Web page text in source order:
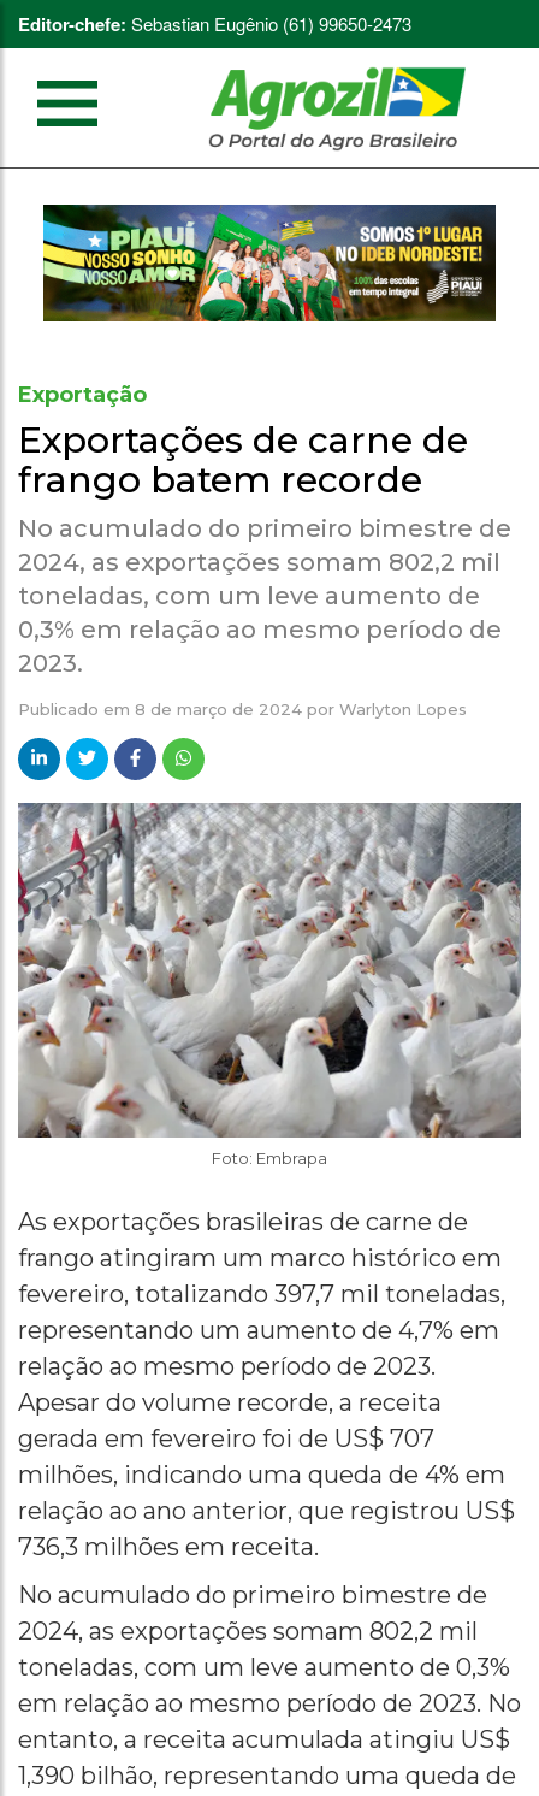
Editor-chefe: Sebastian Eugênio (61) 99650-2473
Exportação
Exportações de carne de
frango batem recorde
No acumulado do primeiro bimestre de
2024, as exportações somam 802,2 mil
toneladas, com um leve aumento de
0,3% em relação ao mesmo período de
2023.
Publicado em 8 de março de 2024 por Warlyton Lopes
Foto: Embrapa
As exportações brasileiras de carne de
frango atingiram um marco histórico em
fevereiro, totalizando 397,7 mil toneladas,
representando um aumento de 4,7% em
relação ao mesmo período de 2023.
Apesar do volume recorde, a receita
gerada em fevereiro foi de US$ 707
milhões, indicando uma queda de 4% em
relação ao ano anterior, que registrou US$
736,3 milhões em receita.
No acumulado do primeiro bimestre de
2024, as exportações somam 802,2 mil
toneladas, com um leve aumento de 0,3%
em relação ao mesmo período de 2023. No
entanto, a receita acumulada atingiu US$
1,390 bilhão, representando uma queda de